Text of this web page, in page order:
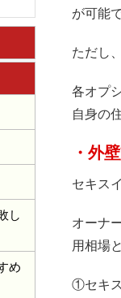
が可能
ただし
各オプ
自身の
・外
セキス
オーナ
用相場
①セキ
し
め